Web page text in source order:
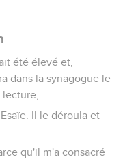
été élevé et,
dans la synagogue le
Il le déroula et
qu'il m'a consacré